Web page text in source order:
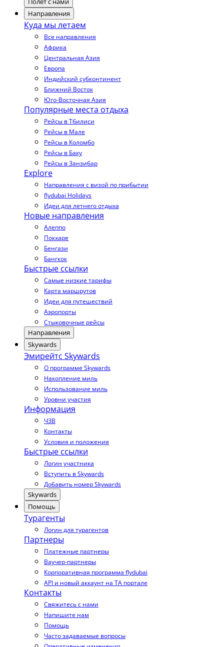
Направления
Куда мы летаем
Все направления
Африка
Центральная Азия
Европа
Индийский субконтинент
Ближний Восток
Юго-Восточная Азия
Популярные места отдыха
Рейсы в Тбилиси
Рейсы в Мале
Рейсы в Коломбо
Рейсы в Баку
Рейсы в Занзибар
Explore
Направления с визой по прибытии
flydubai Holidays
Идеи для летнего отдыха
Новые направления
Алеппо
Покхаре
Бенгази
Бангкок
Быстрые ссылки
Самые низкие тарифы
Карта маршрутов
Идеи для путешествий
Аэропорты
Стыковочные рейсы
Направления
Skywards
Эмирейтс Skywards
О программе Skywards
Накопление миль
Использование миль
Уровни участия
Информация
ЧЗВ
Контакты
Условия и положения
Быстрые ссылки
Логин участника
Вступить в Skywards
Добавить номер Skywards
Skywards
Помощь
Турагенты
Логин для турагентов
Партнеры
Платежные партнеры
Ваучер-партнеры
Корпоративная программа flydubai
API и новый аккаунт на TA портале
Контакты
Свяжитесь с нами
Напишите нам
Помощь
Часто задаваемые вопросы